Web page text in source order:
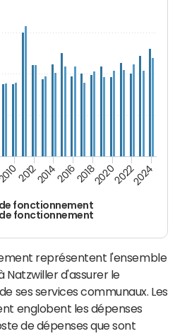
fonctionnement
fonctionnement
2012201420162018202020222024
représentent l'ensemble
d'assurer le
ses services communaux. Les
englobent les dépenses
de dépenses que sont